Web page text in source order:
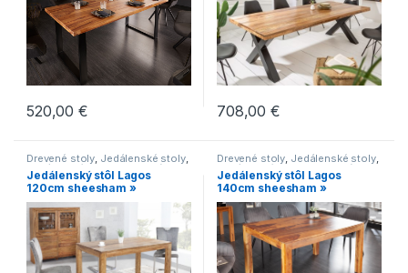
520,00€ 708,00€
Drevené stoly, Jedálenské stoly,
Jedálenské stoly s drevenými
nohami,Jedálenské stoly v
industriálnom štýle, Jedálenské
Jedálenské stoly zo svetlého
dreva,Lagos Novinky ,Série
Stoly
Jedálenský stôl Lagos
120cm sheesham »
Drevené stoly, Jedálenské stoly,
Jedálenské stoly s drevenými
nohami,Jedálenské stoly v
industriálnom štýle, Jedálenské
Jedálenské stoly zo svetlého
dreva,Lagos,Novinky,Série,
Stoly
Jedálenský stôl Lagos
140cm sheesham »